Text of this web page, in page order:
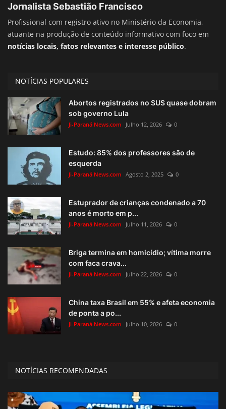
Jornalista Sebastião Francisco
Profissional com registro ativo no Ministério da Economia,
atuante na produção de conteúdo informativo com foco em
notícias locais, fatos relevantes e interesse público.
NOTÍCIAS POPULARES
Abortos registrados no SUS quase dobram
sob governo Lula
Ji-Paraná News.com Julho 12, 2026 0
Estudo: 85% dos professores são de
esquerda
Ji-Paraná News.com Agosto 2, 2025 0
Estuprador de crianças condenado a 70
anos é morto em p...
Ji-Paraná News.com Julho 11, 2026 0
Briga termina em homicídio; vítima morre
com faca crava...
Ji-Paraná News.com Julho 22, 2026 0
China taxa Brasil em 55% e afeta economia
de ponta a po...
Ji-Paraná News.com Julho 10, 2026 0
NOTÍCIAS RECOMENDADAS